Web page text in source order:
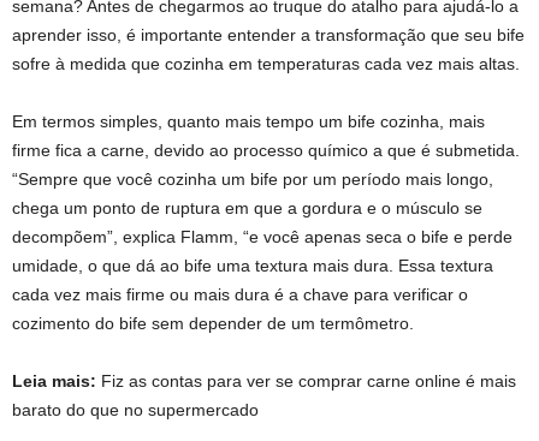
semana? Antes de chegarmos ao truque do atalho para ajudá-lo a
aprender isso, é importante entender a transformação que seu bife
sofre à medida que cozinha em temperaturas cada vez mais altas.
Em termos simples, quanto mais tempo um bife cozinha, mais
firme fica a carne, devido ao processo químico a que é submetida.
“Sempre que você cozinha um bife por um período mais longo,
chega um ponto de ruptura em que a gordura e o músculo se
decompõem”, explica Flamm, “e você apenas seca o bife e perde
umidade, o que dá ao bife uma textura mais dura. Essa textura
cada vez mais firme ou mais dura é a chave para verificar o
cozimento do bife sem depender de um termômetro.
Leia mais: Fiz as contas para ver se comprar carne online é mais
barato do que no supermercado